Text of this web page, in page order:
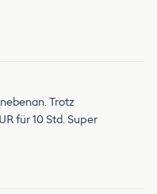
Trotz
für 10 Std. Super